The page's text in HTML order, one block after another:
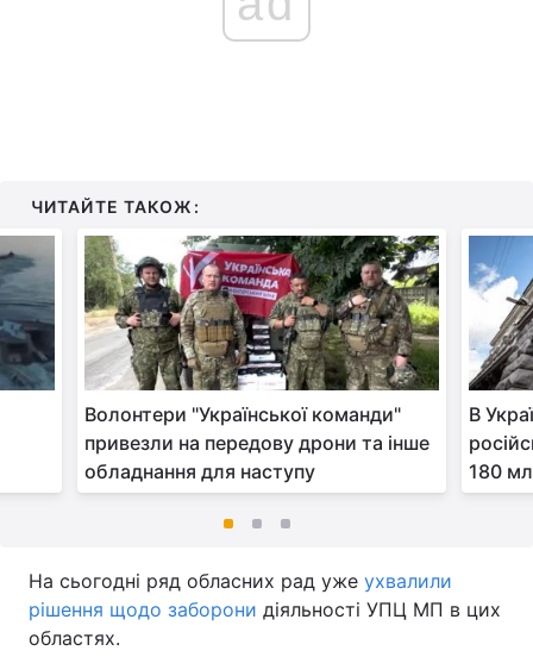
ЧИТАЙТЕ ТАКОЖ:
Волонтери "Української команди"
привезли на передову дрони та інше
обладнання для наступу
В
180
На сьогодні ряд обласних рад уже ухвалили
рішення щодо заборони діяльності УПЦ МП в цих
областях.